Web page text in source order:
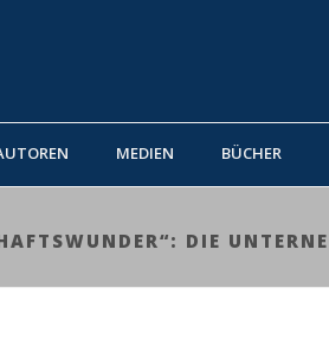
MEDIEN BÜCHER
DIE